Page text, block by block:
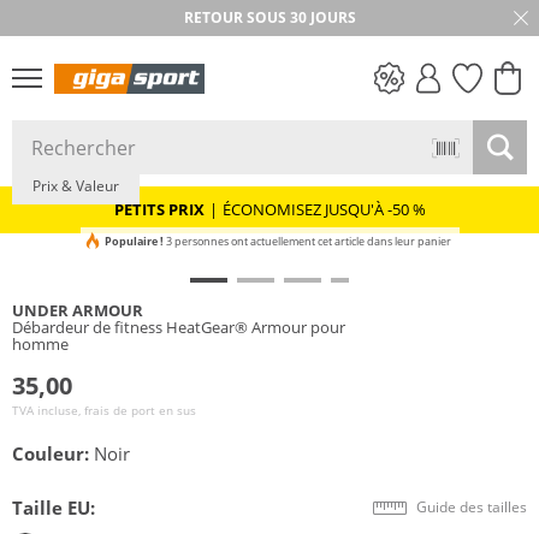
RETOUR SOUS 30 JOURS
PETITS PRIX
PETITS PRIX | ÉCONOMISEZ JUSQU'À -50 %
Prix & Valeur
Populaire ! 3 personnes ont actuellement cet article dans leur panier
UNDER ARMOUR
Débardeur de fitness HeatGear® Armour pour
homme
35,00
TVA incluse, frais de port en sus
Couleur: Noir
Taille EU: Guide des tailles